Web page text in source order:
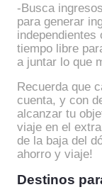
-Busca
para generar
independientes
tiempo libre
a juntar lo que
Recuerda que
cuenta, y con
alcanzar tu
viaje en el
de la baja del
ahorro y viaje!
Destinos